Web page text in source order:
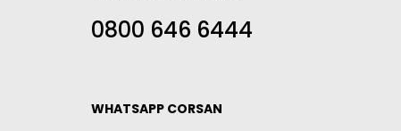
0800 646 6444
WHATSAPP CORSAN